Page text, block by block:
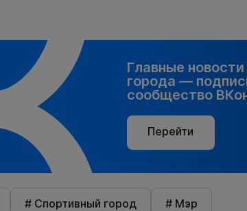
Главные
города —
сообщество
Перейти
# Спортивный город # Мэр